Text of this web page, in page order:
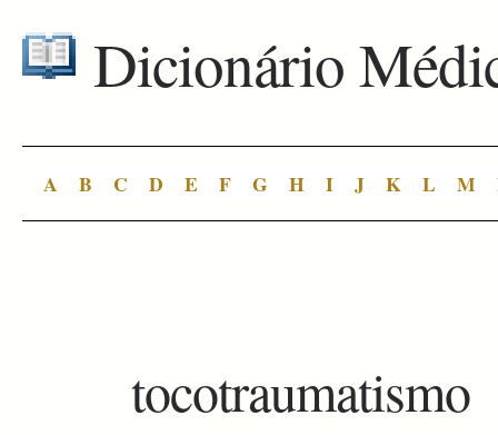
Dicionário
A B C D E F G H I J K L M
tocotraumatismo